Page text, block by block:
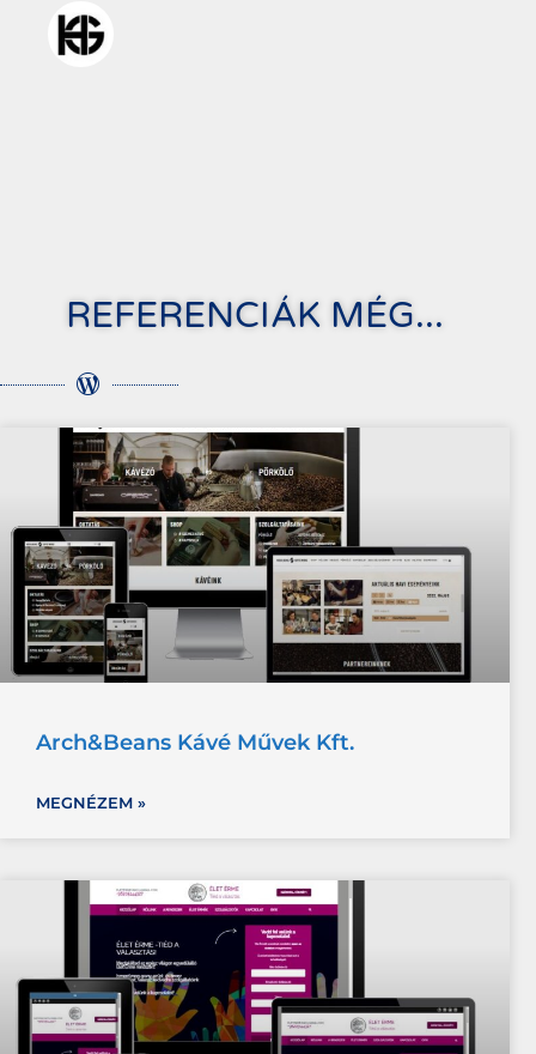
REFERENCIÁK MÉG...
Arch&Beans Kávé Művek Kft.
MEGNÉZEM »